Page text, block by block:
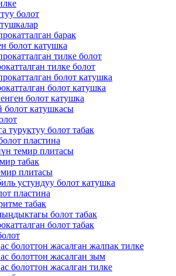
болот
барак
болот катушка
тилке болот
тилке болот
болот катушка
болот катушка
болот катушка
болот катушкасы
туруктуу болот табак
пластина
темир плитасы
табак
плитасы
устундуу болот катушка
пластина
табак
болот табак
болот табак
болоттон жасалган жалпак тилке
болоттон жасалган зым
болоттон жасалган тилке